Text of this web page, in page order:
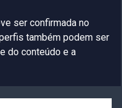
ser confirmada no
também podem ser
do conteúdo e a